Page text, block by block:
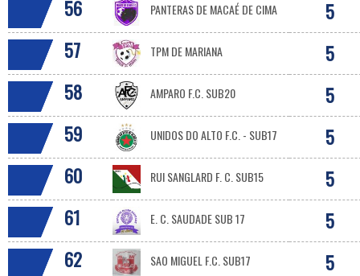
56 PANTERAS DE MACAÉ DE CIMA
5
57
TPM DE MARIANA
5
58
AMPARO F.C. SUB20
5
59
UNIDOS DO ALTO F.C. - SUB17
5
60
RUI SANGLARD F. C. SUB15
5
61
E. C. SAUDADE SUB 17
5
62
SAO MIGUEL F.C. SUB17
5